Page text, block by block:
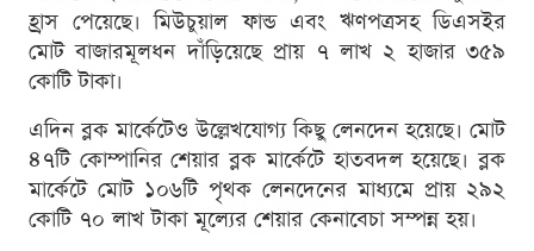
হ্রাস পেয়েছে। মিউচুয়াল ফান্ড এবং ঋণপত্রসহ ডিএসইর
মোট বাজারমূলধন দাঁড়িয়েছে প্রায় ৭ লাখ ২ হাজার ৩৫৯
কোটি টাকা।
এদিন ব্লক মার্কেটেও উল্লেখযোগ্য কিছু লেনদেন হয়েছে। মোট
৪৭টি কোম্পানির শেয়ার ব্লক মার্কেটে হাতবদল হয়েছে। ব্লক
মার্কেটে মোট ১০৬টি পৃথক লেনদেনের মাধ্যমে প্রায় ২৯২
কোটি ৭০ লাখ টাকা মূল্যের শেয়ার কেনাবেচা সম্পন্ন হয়।